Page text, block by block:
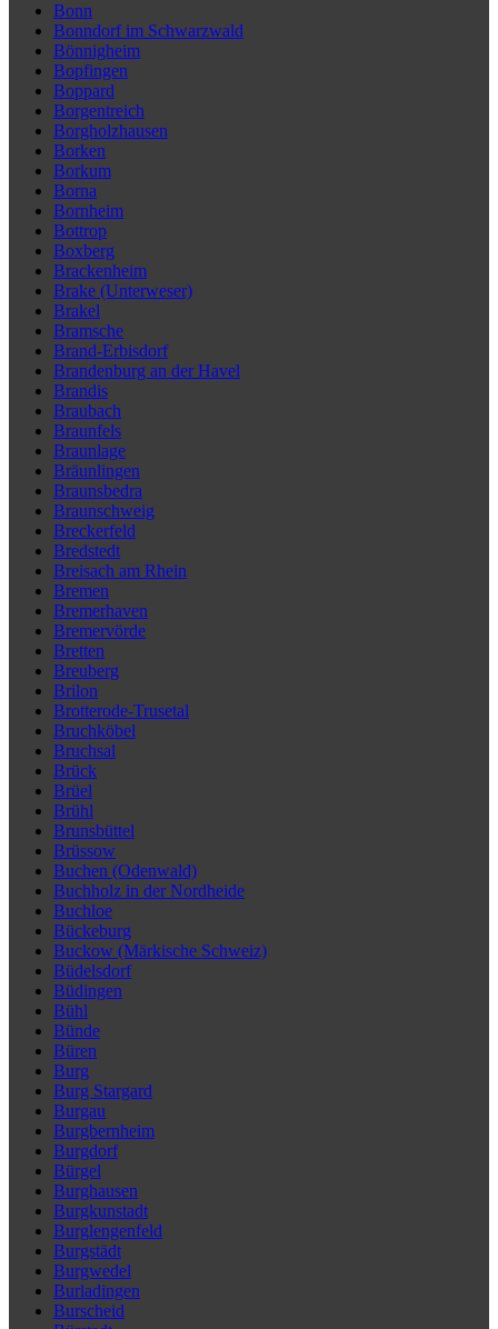
Bonn
Bonndorf im Schwarzwald
Bönnigheim
Bopfingen
Boppard
Borgentreich
Borgholzhausen
Borken
Borkum
Borna
Bornheim
Bottrop
Boxberg
Brackenheim
Brake (Unterweser)
Brakel
Bramsche
Brand-Erbisdorf
Brandenburg an der Havel
Brandis
Braubach
Braunfels
Braunlage
Bräunlingen
Braunsbedra
Braunschweig
Breckerfeld
Bredstedt
Breisach am Rhein
Bremen
Bremerhaven
Bremervörde
Bretten
Breuberg
Brilon
Brotterode-Trusetal
Bruchköbel
Bruchsal
Brück
Brüel
Brühl
Brunsbüttel
Brüssow
Buchen (Odenwald)
Buchholz in der Nordheide
Buchloe
Bückeburg
Buckow (Märkische Schweiz)
Büdelsdorf
Büdingen
Bühl
Bünde
Büren
Burg
Burg Stargard
Burgau
Burgbernheim
Burgdorf
Bürgel
Burghausen
Burgkunstadt
Burglengenfeld
Burgstädt
Burgwedel
Burladingen
Burscheid